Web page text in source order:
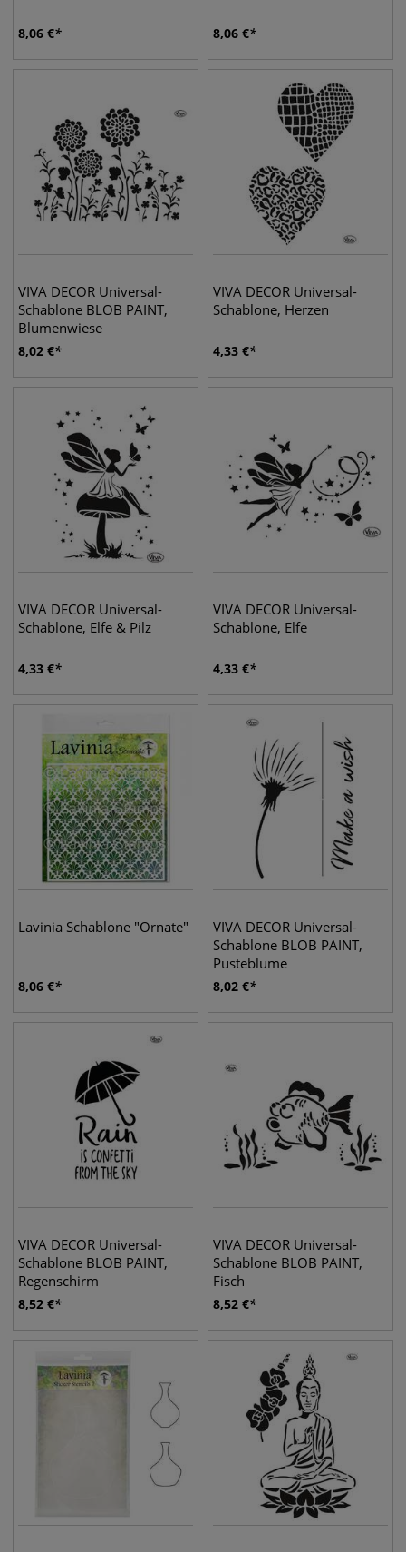
8,06 € 8,06 €
VIVA DECOR Universal-
Schablone BLOB PAINT,
Blumenwiese
8,02 €
VIVA DECOR Universal-
Schablone, Herzen
4,33 €
VIVA DECOR Universal-
Schablone, Elfe & Pilz
4,33 €
VIVA DECOR Universal-
Schablone, Elfe
4,33 €
Lavinia Schablone "Ornate"
8,06 €
VIVA DECOR Universal-
Schablone BLOB PAINT,
Pusteblume
8,02 €
VIVA DECOR Universal-
Schablone BLOB PAINT,
Regenschirm
8,52 €
VIVA DECOR Universal-
Schablone BLOB PAINT,
Fisch
8,52 €